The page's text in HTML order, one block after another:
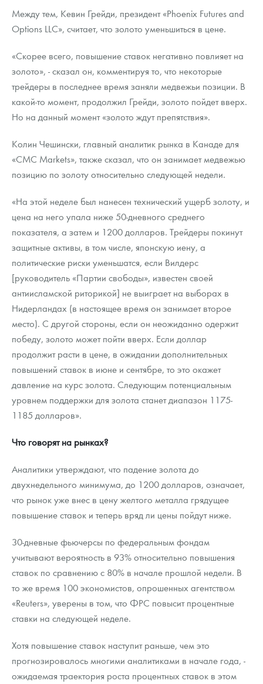
Между тем, Кевин Грейди, президент «Phoenix Futures and
Options LLC», считает, что золото уменьшиться в цене.
«Скорее всего, повышение ставок негативно повлияет на
золото», - сказал он, комментируя то, что некоторые
трейдеры в последнее время заняли медвежьи позиции. В
какой-то момент, продолжил Грейди, золото пойдет вверх.
Но на данный момент «золото ждут препятствия».
Колин Чешински, главный аналитик рынка в Канаде для
«CMC Markets», также сказал, что он занимает медвежью
позицию по золоту относительно следующей недели.
«На этой неделе был нанесен технический ущерб золоту, и
цена на него упала ниже 50-дневного среднего
показателя, а затем и 1200 долларов. Трейдеры покинут
защитные активы, в том числе, японскую иену, а
политические риски уменьшатся, если Вилдерс
[руководитель «Партии свободы», известен своей
антиисламской риторикой] не выиграет на выборах в
Нидерландах (в настоящее время он занимает второе
место). С другой стороны, если он неожиданно одержит
победу, золото может пойти вверх. Если доллар
продолжит расти в цене, в ожидании дополнительных
повышений ставок в июне и сентябре, то это окажет
давление на курс золота. Следующим потенциальным
уровнем поддержки для золота станет диапазон 1175-
1185 долларов».
Что говорят на рынках?
Аналитики утверждают, что падение золота до
двухнедельного минимума, до 1200 долларов, означает,
что рынок уже внес в цену желтого металла грядущее
повышение ставок и теперь вряд ли цены пойдут ниже.
30-дневные фьючерсы по федеральным фондам
учитывают вероятность в 93% относительно повышения
ставок по сравнению с 80% в начале прошлой недели. В
то же время 100 экономистов, опрошенных агентством
«Reuters», уверены в том, что ФРС повысит процентные
ставки на следующей неделе.
Хотя повышение ставок наступит раньше, чем это
прогнозировалось многими аналитиками в начале года, -
ожидаемая траектория роста процентных ставок в этом